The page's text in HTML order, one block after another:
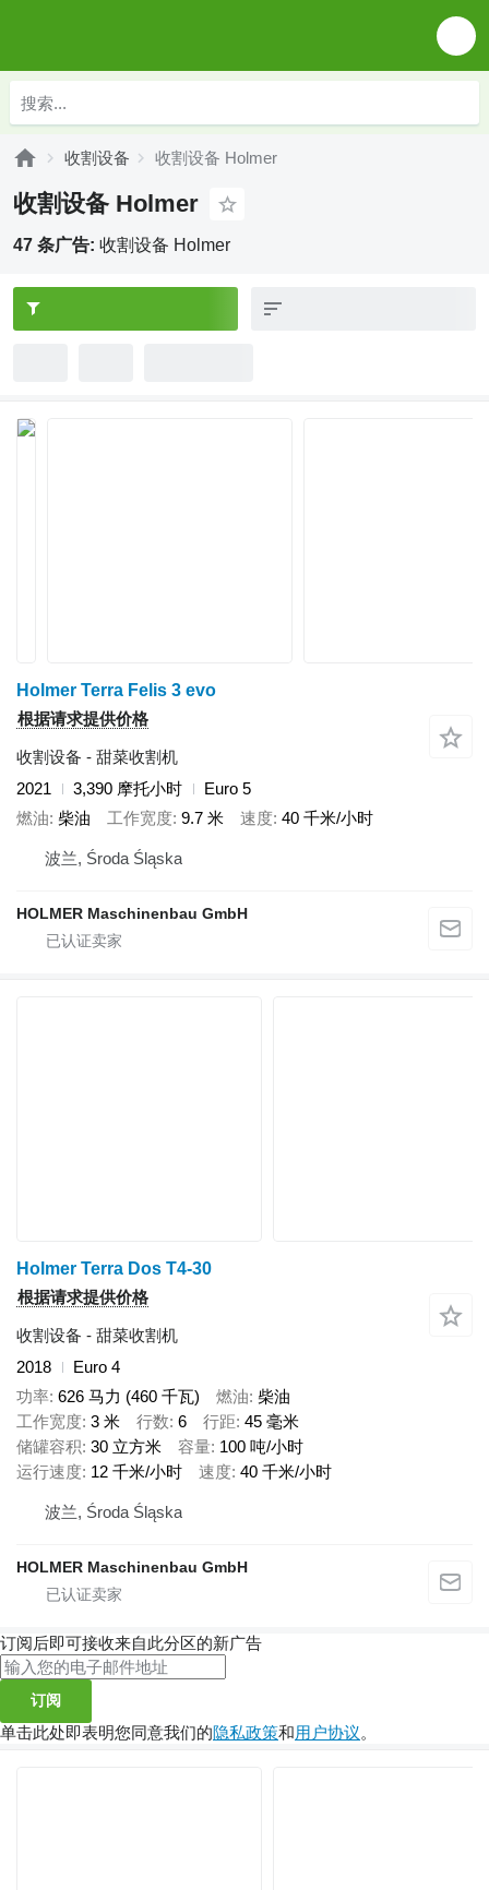
收割设备 收割设备 Holmer
收割设备 Holmer
47 条广告: 收割设备 Holmer
Holmer Terra Felis 3 evo
根据请求提供价格
收割设备 - 甜菜收割机
2021
3,390 摩托小时
Euro 5
燃油 柴油 工作宽度 9.7 米 速度 40 千米/小时
波兰, Środa Śląska
HOLMER Maschinenbau GmbH
Holmer Terra Dos T4-30
根据请求提供价格
收割设备 - 甜菜收割机
2018
Euro 4
功率 626 马力 (460 千瓦) 燃油 柴油
工作宽度 3 米 行数 6 行距 45 毫米
储罐容积 30 立方米 容量 100 吨/小时
运行速度 12 千米/小时 速度 40 千米/小时
波兰, Środa Śląska
HOLMER Maschinenbau GmbH
订阅后即可接收来自此分区的新广告
订阅
单击此处即表明您同意我们的隐私政策和用户协议。